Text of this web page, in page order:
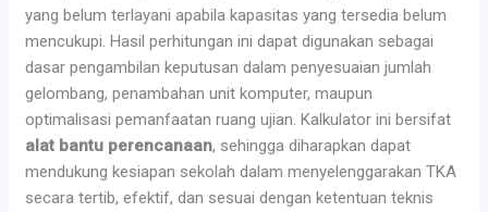
yang belum terlayani apabila kapasitas yang tersedia belum
mencukupi. Hasil perhitungan ini dapat digunakan sebagai
dasar pengambilan keputusan dalam penyesuaian jumlah
gelombang, penambahan unit komputer, maupun
optimalisasi pemanfaatan ruang ujian. Kalkulator ini bersifat
alat bantu perencanaan, sehingga diharapkan dapat
mendukung kesiapan sekolah dalam menyelenggarakan TKA
secara tertib, efektif, dan sesuai dengan ketentuan teknis